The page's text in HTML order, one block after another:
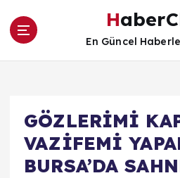
En Güncel
GÖZLERİMİ
VAZİFEMİ
BURSA’DA